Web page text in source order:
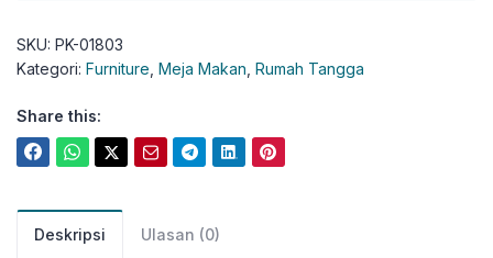
SKU: PK-01803
Kategori: Furniture Meja Makan Rumah Tangga
Share this:
Deskripsi Ulasan (0)